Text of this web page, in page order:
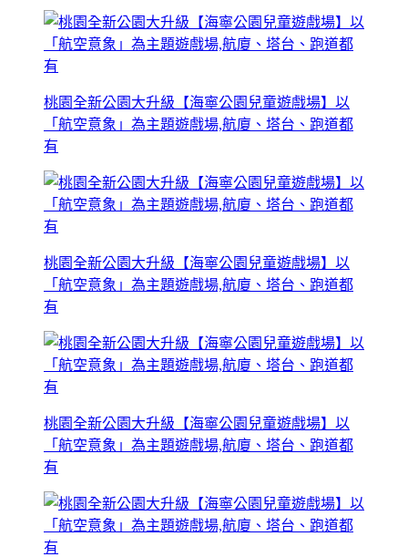
桃園全新公園大升級【海寧公園兒童遊戲場】以
「航空意象」為主題遊戲場,航廈、塔台、跑道都
有
桃園全新公園大升級【海寧公園兒童遊戲場】以
「航空意象」為主題遊戲場,航廈、塔台、跑道都
有
桃園全新公園大升級【海寧公園兒童遊戲場】以
「航空意象」為主題遊戲場,航廈、塔台、跑道都
有